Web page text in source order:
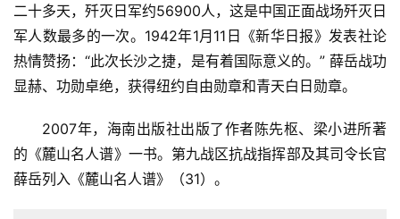
二十多天，歼灭日军约56900人，这是中国正面战场歼灭日
军人数最多的一次。1942年1月11日《新华日报》发表社论
热情赞扬：“此次长沙之捷，是有着国际意义的。” 薛岳战功
显赫、功勋卓绝，获得纽约自由勋章和青天白日勋章。
2007年，海南出版社出版了作者陈先枢、梁小进所著
的《麓山名人谱》一书。第九战区抗战指挥部及其司令长官
薛岳列入《麓山名人谱》（31）。